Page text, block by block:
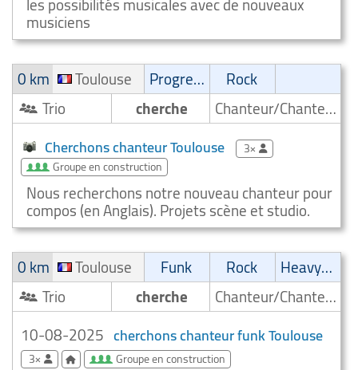
musiciens
0 km
Toulouse Progressive
Rock
Trio
cherche Chanteur/Chanteuse
Cherchons chanteur Toulouse
3×
Groupe en construction
Nous recherchons notre nouveau chanteur pour
compos (en Anglais). Projets scène et studio.
0 km
Toulouse Funk Rock
Heavy-Metal
Trio
cherche
Chanteur/Chanteuse
10-08-2025 cherchons chanteur funk Toulouse
3× Groupe en construction